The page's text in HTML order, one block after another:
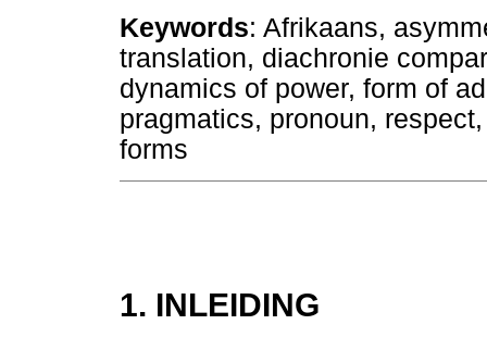
Keywords: Afrikaans,
translation, diachronie
dynamics of power, form of
pragmatics, pronoun,
forms
1. INLEIDING